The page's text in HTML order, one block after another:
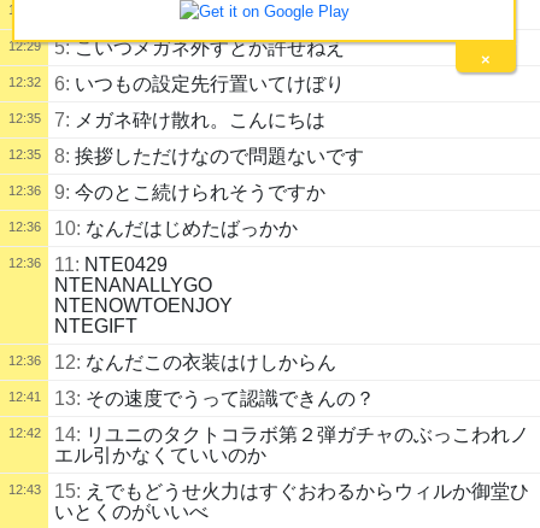
×
12:27
12:29 5:こいつメガネ外すとか許せねえ
12:32 6: いつもの設定先行置いてけぼり
12:35 7: メガネ砕け散れ。こんにちは
12:35 8: 挨拶しただけなので問題ないです
12:36 9: 今のとこ続けられそうですか
12:36 10: なんだはじめたばっかか
12:36 11: NTE0429
NTENANALLYGO
NTENOWTOENJOY
NTEGIFT
12:36 12: なんだこの衣装はけしからん
12:41 13: その速度でうって認識できんの？
12:42 14: リユニのタクトコラボ第２弾ガチャのぶっこわれノ
エル引かなくていいのか
12:43 15: えでもどうせ火力はすぐおわるからウィルか御堂ひ
いとくのがいいべ